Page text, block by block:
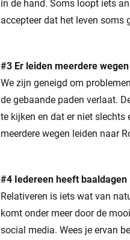
in de hand. Soms loopt iets
accepteer dat het leven soms
#3 Er leiden meerdere
We zijn geneigd om
de gebaande paden verlaat.
te kijken en dat er niet slechts
meerdere wegen leiden naar
#4 Iedereen heeft baaldagen
Relativeren is iets wat van
komt onder meer door de
social media. Wees je ervan